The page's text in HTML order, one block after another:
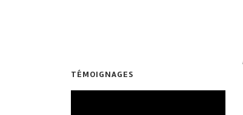
TÉMOIGNAGES